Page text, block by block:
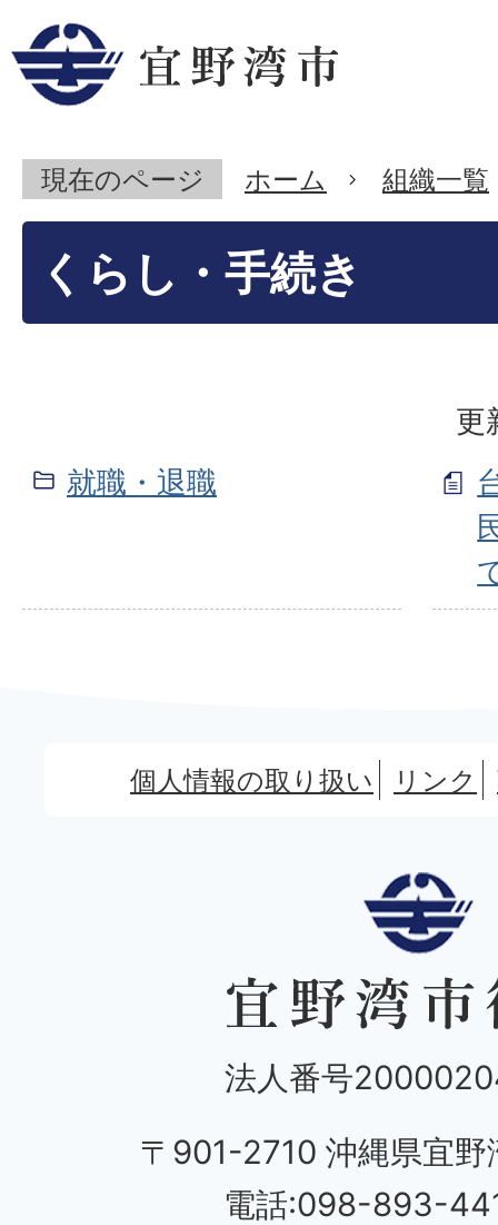
現在のページ ホーム 組織一覧
くらし・手続き
更
就職・退職
個人情報の取り扱い リンク
法人番号
〒901-2710 沖縄県宜野
電話:098-893-